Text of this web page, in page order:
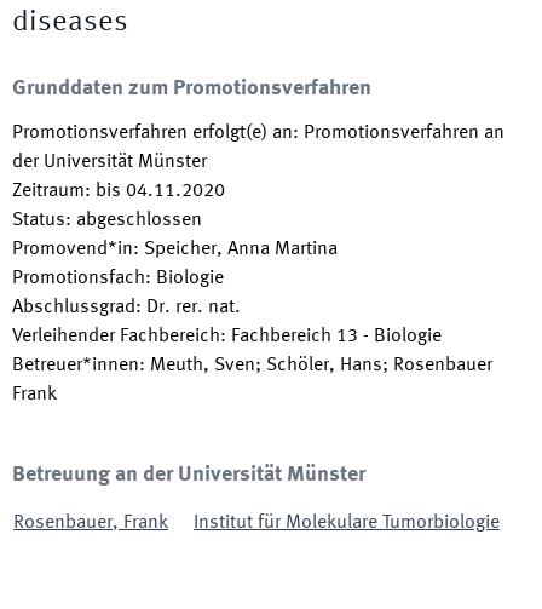
diseases
Grunddaten zum Promotionsverfahren
Promotionsverfahren erfolgt(e) an: Promotionsverfahren an
der Universität Münster
Zeitraum: bis 04.11.2020
Status: abgeschlossen
Promovend*in: Speicher, Anna Martina
Promotionsfach: Biologie
Abschlussgrad: Dr. rer. nat.
Verleihender Fachbereich: Fachbereich 13 - Biologie
Betreuer*innen: Meuth, Sven; Schöler, Hans; Rosenbauer
Frank
Betreuung an der Universität Münster
Rosenbauer, Frank Institut für Molekulare Tumorbiologie